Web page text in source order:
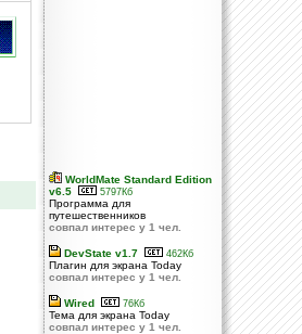
WorldMate Standard Edition
v6.5
5797Кб
Программа для
путешественников
совпал интерес у 1 чел.
DevState v1.7 462Кб
Плагин для экрана Today
совпал интерес у 1 чел.
Wired 76Кб
Тема для экрана Today
совпал интерес у 1 чел.